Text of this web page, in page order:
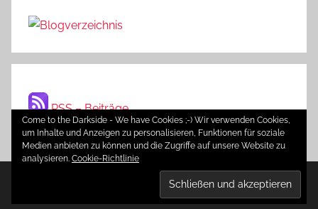
RSS – Beiträge
WordPress-Theme: Donovan von ThemeZee.
Come to the Darkside - We have Cookies ;-) Wir verwenden Cookies,
um Inhalte und Anzeigen zu personalisieren, Funktionen für soziale
Medien anbieten zu können und die Zugriffe auf unsere Website zu
analysieren. Cookie-Richtlinie